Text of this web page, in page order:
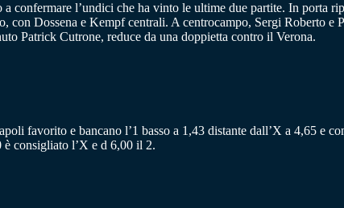
a confermare l’undici che ha vinto le ultime due partite. In porta
Dossena e Kempf centrali. A centrocampo, Sergi Roberto e
Patrick Cutrone, reduce da una doppietta contro il Verona.
favorito e bancano l’1 basso a 1,43 distante dall’X a 4,65 e
è consigliato l’X e d 6,00 il 2.